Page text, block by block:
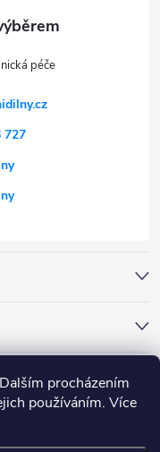
procházením
používáním. Více
727